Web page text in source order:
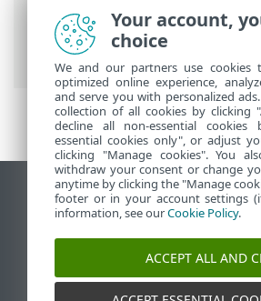
Spletna pomoč družbe ESET
Endpoint Antivirus
> Oddaljeno nadzorovanje
Prikaz mesta na namizju
End of Life
Zbirka znanja družbe ESET
Forum družbe ESET
ESET Status Portal
Your account,
choice
We and our partners use
optimized online experience,
and serve you with personalized
collection of all cookies by clicking
decline all non-essential cookies
essential cookies only", or adjust
clicking "Manage cookies". You
withdraw your consent or change
anytime by clicking the "Manage
footer or in your account settings
information, see ourCookie Policy.
ACCEPT ALL AND